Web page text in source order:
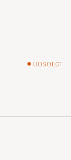
UDSOLGT